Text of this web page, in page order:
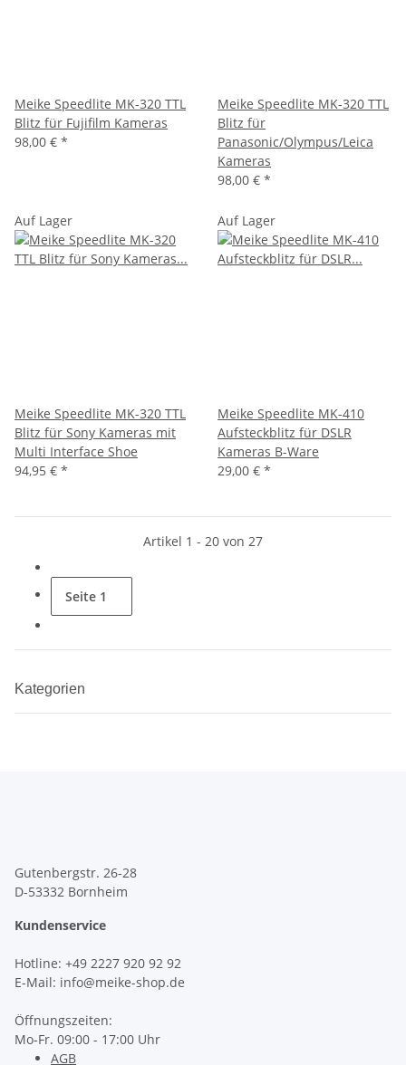
Meike Speedlite MK-320 TTL
Blitz für Fujifilm Kameras
98,00 € *
Meike Speedlite MK-320 TTL
Blitz für
Panasonic/Olympus/Leica
Kameras
98,00 € *
Auf Lager
Meike Speedlite MK-320 TTL
Blitz für Sony Kameras mit
Multi Interface Shoe
94,95 € *
Auf Lager
Meike Speedlite MK-410
Aufsteckblitz für DSLR
Kameras B-Ware
29,00 € *
Artikel 1 - 20 von 27
Seite 1
Kategorien
Gutenbergstr. 26-28
D-53332 Bornheim
Kundenservice
Hotline: +49 2227 920 92 92
E-Mail: info@meike-shop.de
Öffnungszeiten:
Mo-Fr. 09:00 - 17:00 Uhr
AGB